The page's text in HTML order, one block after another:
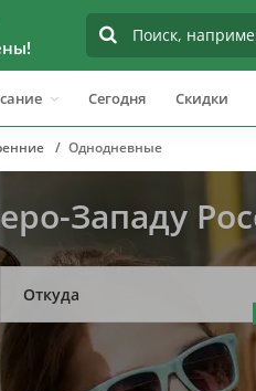
Сегодня Скидки
Однодневные
Западу
Откуда